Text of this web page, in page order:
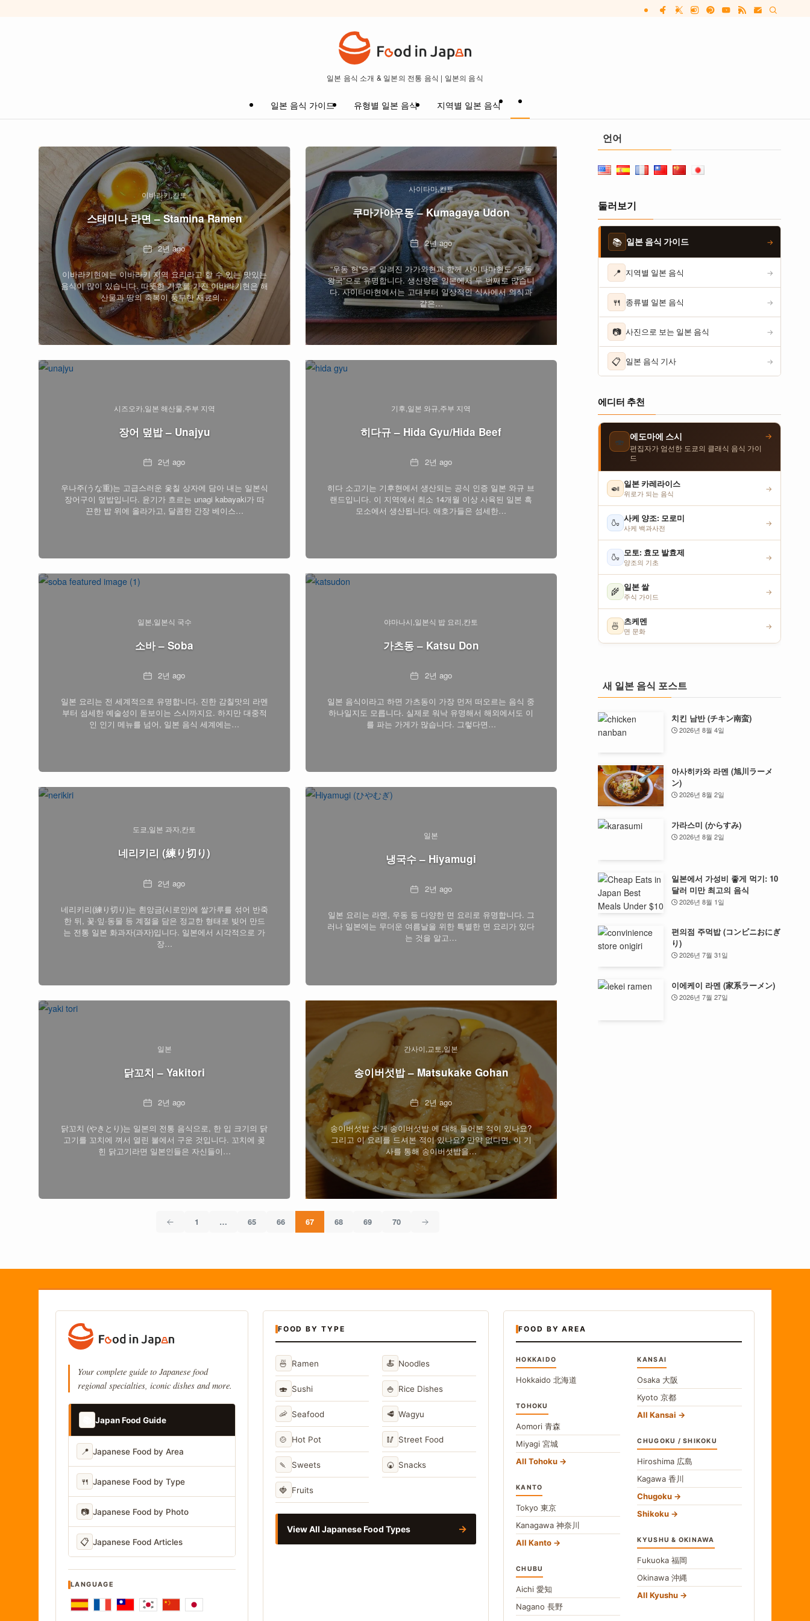
일본 음식 소개 & 일본의 전통 음식 | 일본의 음식
일본 음식 가이드 유형별 일본 음식 지역별 일본 음식
이바라키칸토
스태미나 라면 – Stamina Ramen
Date2년 ago
이바라키현에는 이바라키 지역 요리라고 할 수 있는 맛있는
음식이 많이 있습니다. 따뜻한 기후를 가진 이바라키현은 해
산물과 땅의 축복이 풍부한 재료의…
사이타마칸토
쿠마가야우동 – Kumagaya Udon
Date2년 ago
“우동 현”으로 알려진 가가와현과 함께 사이타마현도 “우동
왕국”으로 유명합니다. 생산량은 일본에서 두 번째로 많습니
다. 사이타마현에서는 고대부터 일상적인 식사에서 의식과
같은…
시즈오카 일본 해산물 주부 지역
장어 덮밥 – Unajyu
Date2년 ago
우나주(うな重)는 고급스러운 옻칠 상자에 담아 내는 일본식
장어구이 덮밥입니다. 윤기가 흐르는 unagi kabayaki가 따
끈한 밥 위에 올라가고, 달콤한 간장 베이스…
기후 일본 와규 주부 지역
히다규 – Hida Gyu/Hida Beef
Date2년 ago
히다 소고기는 기후현에서 생산되는 공식 인증 일본 와규 브
랜드입니다. 이 지역에서 최소 14개월 이상 사육된 일본 흑
모소에서 생산됩니다. 애호가들은 섬세한…
일본 일본식 국수
소바 – Soba
Date2년 ago
일본 요리는 전 세계적으로 유명합니다. 진한 감칠맛의 라멘
부터 섬세한 예술성이 돋보이는 스시까지요. 하지만 대중적
인 인기 메뉴를 넘어, 일본 음식 세계에는…
야마나시 일본식 밥 요리 칸토
가츠동 – Katsu Don
Date2년 ago
일본 음식이라고 하면 가츠동이 가장 먼저 떠오르는 음식 중
하나일지도 모릅니다. 실제로 워낙 유명해서 해외에서도 이
를 파는 가게가 많습니다. 그렇다면…
도쿄 일본 과자 칸토
네리키리 (練り切り)
Date2년 ago
네리키리(練り切り)는 흰앙금(시로안)에 쌀가루를 섞어 반죽
한 뒤, 꽃·잎·동물 등 계절을 담은 정교한 형태로 빚어 만드
는 전통 일본 화과자(과자)입니다. 일본에서 시각적으로 가
장…
일본
냉국수 – Hiyamugi
Date2년 ago
일본 요리는 라멘, 우동 등 다양한 면 요리로 유명합니다. 그
러나 일본에는 무더운 여름날을 위한 특별한 면 요리가 있다
는 것을 알고…
일본
닭꼬치 – Yakitori
Date2년 ago
닭꼬치 (やきとり)는 일본의 전통 음식으로, 한 입 크기의 닭
고기를 꼬치에 껴서 열린 불에서 구운 것입니다. 꼬치에 꽂
힌 닭고기라면 일본인들은 자신들이…
간사이 교토 일본
송이버섯밥 – Matsukake Gohan
Date2년 ago
송이버섯밥 소개 송이버섯밥 에 대해 들어본 적이 있나요?
그리고 이 요리를 드셔본 적이 있나요? 만약 없다면, 이 기
사를 통해 송이버섯밥을…
1 … 65 66 67 68 69 70
언어
둘러보기
📚 일본 음식 가이드 →
📍 지역별 일본 음식 →
🍴 종류별 일본 음식 →
📷 사진으로 보는 일본 음식 →
📋 일본 음식 기사 →
에디터 추천
🍣 에도마에 스시
편집자가 엄선한 도쿄의 클래식 음식 가이
드
→
🍛 일본 카레라이스
위로가 되는 음식
→
🍶 사케 양조: 모로미
사케 백과사전
→
🍶 모토: 효모 발효제
양조의 기초
→
🌾 일본 쌀
주식 가이드
→
🍜 츠케멘
면 문화
→
새 일본 음식 포스트
치킨 남반 (チキン南蛮)
2026년 8월 4일
아사히카와 라멘 (旭川ラーメ
ン)
2026년 8월 2일
가라스미 (からすみ)
2026년 8월 2일
일본에서 가성비 좋게 먹기: 10
달러 미만 최고의 음식
2026년 8월 1일
편의점 주먹밥 (コンビニおにぎ
り)
2026년 7월 31일
이에케이 라멘 (家系ラーメン)
2026년 7월 27일
Your complete guide to Japanese food
regional specialties, iconic dishes and more.
Japan Food Guide
📍 Japanese Food by Area
🍴 Japanese Food by Type
📷 Japanese Food by Photo
📋 Japanese Food Articles
LANGUAGE
FOOD BY TYPE
🍜 Ramen 🍝 Noodles
🍣 Sushi 🍚 Rice Dishes
🦐 Seafood 🥩 Wagyu
🍲 Hot Pot 🥢 Street Food
🍡 Sweets 🍘 Snacks
🍓 Fruits
View All Japanese Food Types →
FOOD BY AREA
HOKKAIDO
Hokkaido 北海道
TOHOKU
Aomori 青森
Miyagi 宮城
All Tohoku
KANTO
Tokyo 東京
Kanagawa 神奈川
All Kanto
CHUBU
Aichi 愛知
Nagano 長野
KANSAI
Osaka 大阪
Kyoto京都
All Kansai
CHUGOKU / SHIKOKU
Hiroshima 広島
Kagawa香川
Chugoku
Shikoku
KYUSHU & OKINAWA
Fukuoka福岡
Okinawa沖縄
All Kyushu